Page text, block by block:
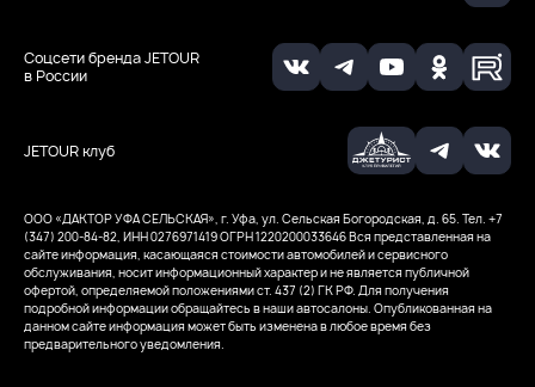
JETOUR клуб
Соцсети бренда JETOUR
в России
ООО «ДАКТОР УФА СЕЛЬСКАЯ», г. Уфа, ул. Сельская Богородская, д. 65. Тел. +7
(347) 200-84-82, ИНН 0276971419ОГРН 1220200033646Вся представленная на
сайте информация, касающаяся стоимости автомобилей и сервисного
обслуживания, носит информационный характер и не является публичной
офертой, определяемой положениями ст. 437 (2) ГК РФ. Для получения
подробной информации обращайтесь в наши автосалоны. Опубликованная на
данном сайте информация может быть изменена в любое время без
предварительного уведомления.